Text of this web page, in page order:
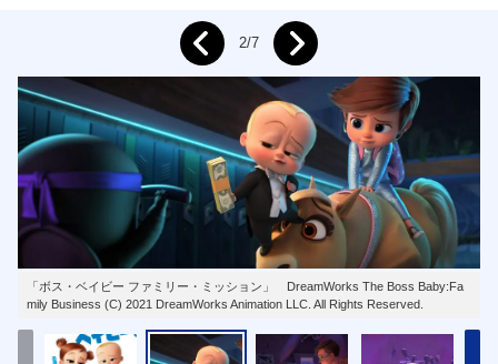
「ボス・ベイビー ファミリー・ミッション」 DreamWorks The Boss Baby:Fa
mily Business (C) 2021 DreamWorks Animation LLC. All Rights Reserved.
Prev 2/7 Next